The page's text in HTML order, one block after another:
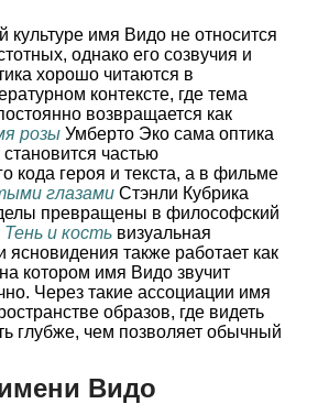
культуре имя Видо не относится
однако его созвучия и
хорошо читаются в
контексте, где тема
возвращается как
розы Умберто Эко сама оптика
частью
кода героя и текста, а в фильме
глазами Стэнли Кубрика
превращены в философский
Тень и кость визуальная
также работает как
котором имя Видо звучит
Через такие ассоциации имя
образов, где видеть
глубже, чем позволяет обычный
Видо